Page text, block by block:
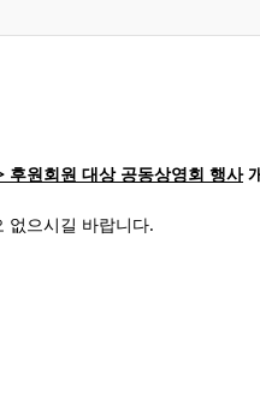
후원회원 대상 공동상영회 행사
없으시길 바랍니다.